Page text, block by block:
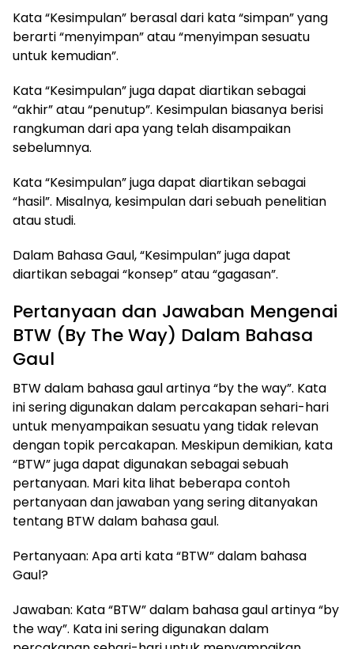
Kata “Kesimpulan” berasal dari kata “simpan” yang
berarti “menyimpan” atau “menyimpan sesuatu
untuk kemudian”.
Kata “Kesimpulan” juga dapat diartikan sebagai
“akhir” atau “penutup”. Kesimpulan biasanya berisi
rangkuman dari apa yang telah disampaikan
sebelumnya.
Kata “Kesimpulan” juga dapat diartikan sebagai
“hasil”. Misalnya, kesimpulan dari sebuah penelitian
atau studi.
Dalam Bahasa Gaul, “Kesimpulan” juga dapat
diartikan sebagai “konsep” atau “gagasan”.
Pertanyaan dan Jawaban Mengenai
BTW (By The Way) Dalam Bahasa
Gaul
​BTW dalam bahasa gaul artinya “by the way”. Kata
ini sering digunakan dalam percakapan sehari-hari
untuk menyampaikan sesuatu yang tidak relevan
dengan topik percakapan. Meskipun demikian, kata
“BTW” juga dapat digunakan sebagai sebuah
pertanyaan. Mari kita lihat beberapa contoh
pertanyaan dan jawaban yang sering ditanyakan
tentang BTW dalam bahasa gaul.
Pertanyaan: Apa arti kata “BTW” dalam bahasa
Gaul?
Jawaban: Kata “BTW” dalam bahasa gaul artinya “by
the way”. Kata ini sering digunakan dalam